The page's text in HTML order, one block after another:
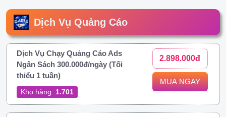
Dịch Vụ Quảng Cáo
Dịch Vụ Chạy Quảng Cáo Ads
Ngân Sách 300.000đ/ngày (Tối
thiểu 1 tuần)
Kho hàng: 1.701
2.898.000đ
MUA NGAY